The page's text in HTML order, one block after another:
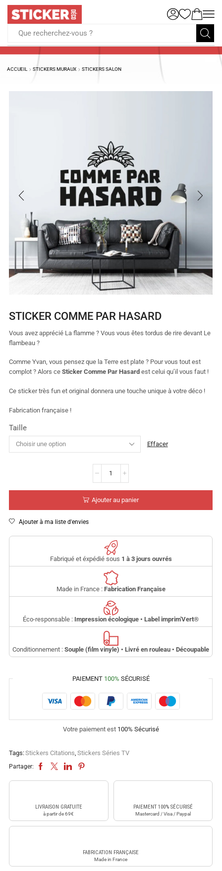
Que recherchez-vous ?
ACCUEIL STICKERS MURAUX STICKERS SALON
STICKER COMME PAR HASARD
Vous avez apprécié La flamme ? Vous vous êtes tordus de rire devant Le
flambeau ?
Comme Yvan, vous pensez que la Terre est plate ? Pour vous tout est
complot ? Alors ce Sticker Comme Par Hasard est celui qu’il vous faut !
Ce sticker très fun et original donnera une touche unique à votre déco !
Fabrication française !
Taille
Effacer
Ajouter au panier
Ajouter à ma liste d'envies
Fabriqué et éxpédié sous 1 à 3 jours ouvrés
Made in France : Fabrication Française
Éco-responsable : Impression écologique • Label imprim'Vert®
Conditionnement : Souple (film vinyle) • Livré en rouleau • Découpable
PAIEMENT 100% SÉCURISÉ
Votre paiement est 100% Sécurisé
Tags:Stickers Citations Stickers Séries TV
Partager:
LIVRAISON GRATUITE
à partir de 69€
PAIEMENT 100% SÉCURISÉ
Mastercard / Visa / Paypal
FABRICATION FRANÇAISE
Made in France